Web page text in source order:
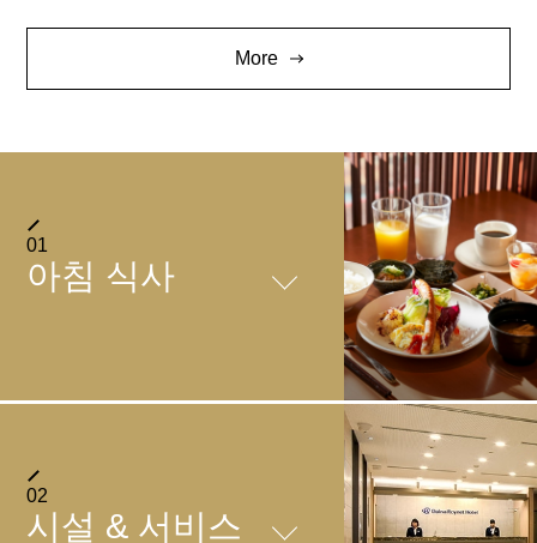
More
01
아침 식사
마치노고한야 지도리
02
시설 & 서비스